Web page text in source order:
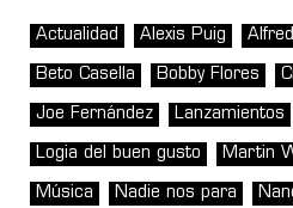
Actualidad Alexis Puig
Beto Casella Bobby Flores
Joe Fernández Lanzamientos
Logia del buen gusto Martin
Música Nadie nos para